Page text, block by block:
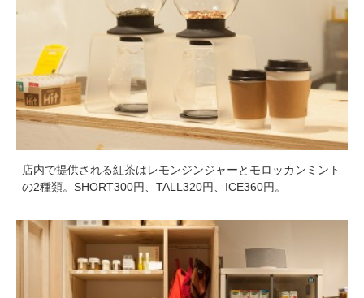
店内で提供される紅茶はレモンジンジャーとモロッカンミント
の2種類。SHORT300円、TALL320円、ICE360円。